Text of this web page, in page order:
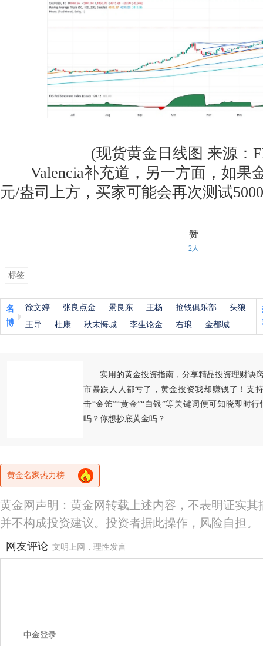
(现货黄金日线图 来源：
Valencia补充道，另一方面，如果
元/盎司上方，买家可能会再次测试
赞
2人
标签
名
博
徐文婷 张良点金 景良东 王杨 抢钱俱乐部
头狼
王导
杜康 秋末悔城 李生论金 右琅 金都城
实用的黄金投资指南，分享精品投资理财诀
市暴跌人人都亏了，黄金投资我却赚钱了！支
击“金饰”“黄金”“白银”等关键词便可知晓即时
吗？你想抄底黄金吗？
黄金名家热力榜
黄金网声明：黄金网转载上述内容，不表明证实
并不构成投资建议。投资者据此操作，风险自担。
网友评论 文明上网，理性发言
中金登录